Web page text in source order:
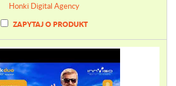
Honki Digital Agency
ZAPYTAJ O PRODUKT